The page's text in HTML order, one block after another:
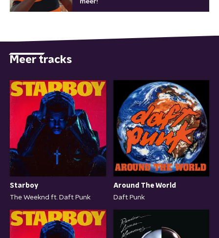
meer!
Meer tracks
Starboy
The Weeknd ft. Daft Punk
Around The World
Daft Punk